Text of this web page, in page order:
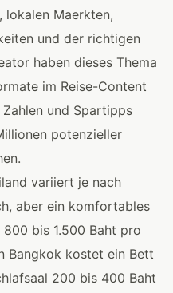
Maerkten,
und der richtigen
haben dieses Thema
im Reise-Content
und Spartipps
potenzieller
variiert je nach
aber ein komfortables
bis 1.500 Baht pro
Bangkok kostet ein Bett
200 bis 400 Baht